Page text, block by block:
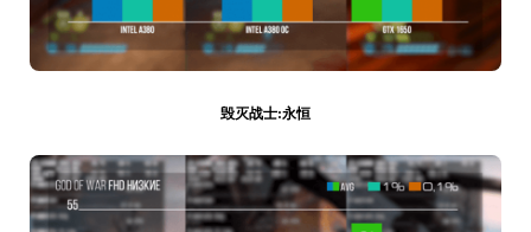
毁灭战士:永恒